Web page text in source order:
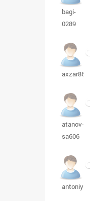
bagi-
0289
axzar861
atanov-
sa606
antoniya91